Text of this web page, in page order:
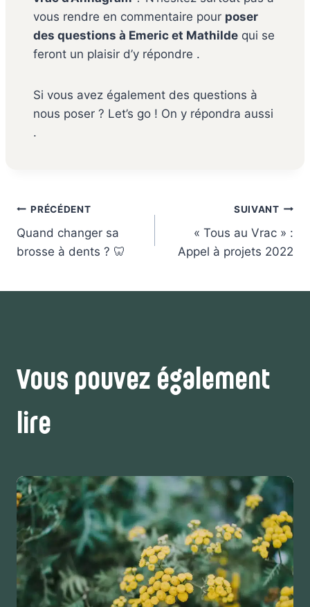
vous rendre en commentaire pour poser
des questions à Emeric et Mathilde qui se
feront un plaisir d’y répondre .
Si vous avez également des questions à
nous poser ? Let’s go ! On y répondra aussi
.
Navigation
de
l’article
PRÉCÉDENT
Quand changer sa
brosse à dents ? 🦷
SUIVANT
« Tous au Vrac » :
Appel à projets 2022
Vous pouvez également
lire